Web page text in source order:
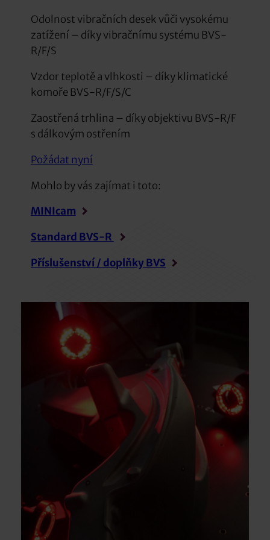
Odolnost vibračních desek vůči vysokému
zatížení – díky vibračnímu systému BVS-
R/F/S
Vzdor teplotě a vlhkosti – díky klimatické
komoře BVS-R/F/S/C
Zaostřená trhlina – díky objektivu BVS-R/F
s dálkovým ostřením
Požádat nyní
Mohlo by vás zajímat i toto:
MINIcam
Standard BVS-R
Příslušenství / doplňky BVS